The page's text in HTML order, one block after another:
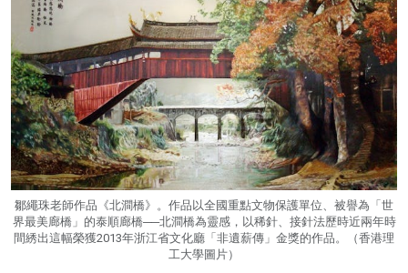
鄒繩珠老師作品《北澗橋》。作品以全國重點文物保護單位、被譽為「世
界最美廊橋」的泰順廊橋──北澗橋為靈感，以稀針、接針法歷時近兩年時
間綉出這幅榮獲2013年浙江省文化廳「非遺薪傳」金獎的作品。（香港理
工大學圖片）